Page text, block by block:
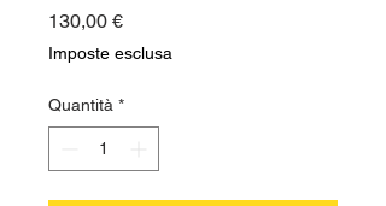
130,00 €Prezzo
Imposte esclusa
Quantità *